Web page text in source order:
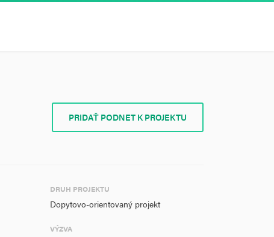
PRIDAŤ PODNET K PROJEKTU
DRUH PROJEKTU
Dopytovo-orientovaný projekt
VÝZVA